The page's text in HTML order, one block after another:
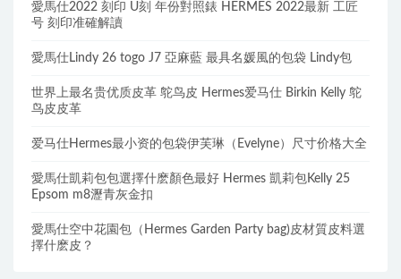
愛馬仕2022 刻印 U刻 年份對照錶 HERMES 2022最新 工匠
号 刻印准確解讀
愛馬仕Lindy 26 togo J7 亞麻藍 最具名媛風的包袋 Lindy包
世界上最名贵优质皮革 鸵鸟皮 Hermes爱马仕 Birkin Kelly 鸵
鸟皮皮革
爱马仕Hermes最小资的包袋伊芙琳（Evelyne）尺寸价格大全
愛馬仕凱莉包包選擇什麽顏色最好 Hermes 凱莉包Kelly 25
Epsom m8瀝青灰金扣
愛馬仕空中花園包（Hermes Garden Party bag)皮材質皮料選
擇什麽皮？